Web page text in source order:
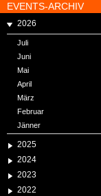
EVENTS-ARCHIV
2026
Juli
Juni
Mai
April
März
Februar
Jänner
2025
2024
2023
2022